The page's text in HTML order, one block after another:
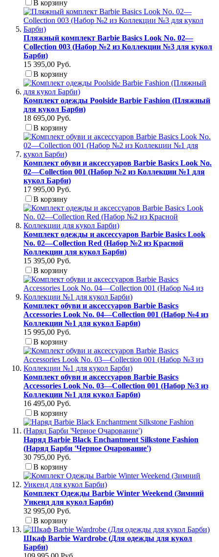
В корзину
Пляжный комплект Barbie Basics Look No. 02—
Collection 003 (Набор №2 из Коллекции №3 для кукол
Барби)
15 395,00 Руб.
В корзину
Комплект одежды Poolside Barbie Fashion (Пляжный
для кукол Барби)
18 695,00 Руб.
В корзину
Комплект обуви и аксессуаров Barbie Basics Look No.
02—Collection 001 (Набор №2 из Коллекции №1 для
кукол Барби)
17 995,00 Руб.
В корзину
Комплект одежды и аксессуаров Barbie Basics Look
No. 02—Collection Red (Набор №2 из Красной
Коллекции для кукол Барби)
15 395,00 Руб.
В корзину
Комплект обуви и аксессуаров Barbie Basics
Accessories Look No. 04—Collection 001 (Набор №4 из
Коллекции №1 для кукол Барби)
15 995,00 Руб.
В корзину
Комплект обуви и аксессуаров Barbie Basics
Accessories Look No. 03—Collection 001 (Набор №3 из
Коллекции №1 для кукол Барби)
16 495,00 Руб.
В корзину
Наряд Barbie Black Enchantment Silkstone Fashion
(Наряд Барби 'Черное Очарование')
30 795,00 Руб.
В корзину
Комплект Одежды Barbie Winter Weekend (Зимний
Уикенд для кукол Барби)
32 995,00 Руб.
В корзину
Шкаф Barbie Wardrobe (Для одежды для кукол
Барби)